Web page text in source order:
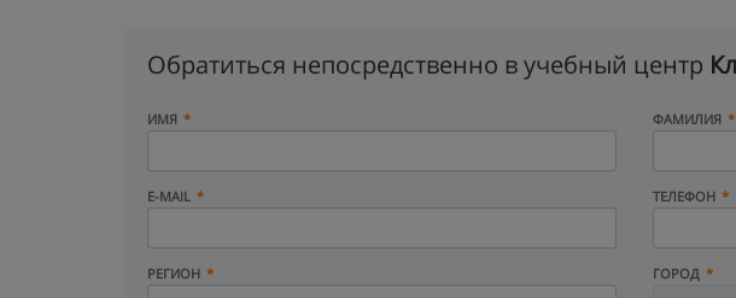
Обратиться непосредственно в учебный центр
ИМЯ ФАМИЛИЯ
E-MAIL ТЕЛЕФОН
РЕГИОН ГОРОД